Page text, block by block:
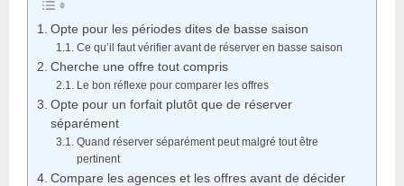
Opte pour les périodes dites de basse saison
Ce qu’il faut vérifier avant de réserver en basse saison
Cherche une offre tout compris
Le bon réflexe pour comparer les offres
Opte pour un forfait plutôt que de réserver
séparément
Quand réserver séparément peut malgré tout être
pertinent
Compare les agences et les offres avant de décider